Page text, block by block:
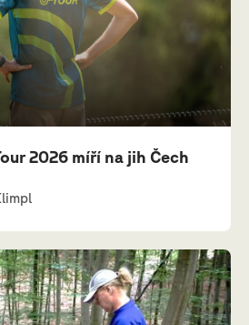
2026 míří na jih Čech